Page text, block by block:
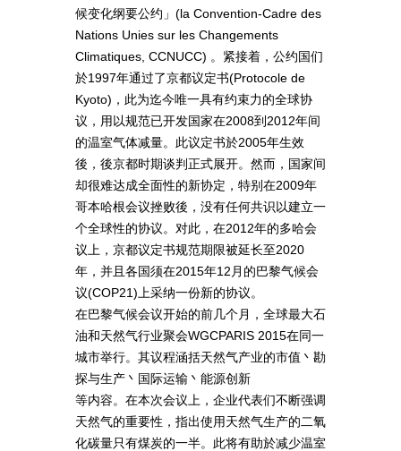
候变化纲要公约」(la Convention-Cadre des
Nations Unies sur les Changements
Climatiques, CCNUCC) 。紧接着，公约国们
於1997年通过了京都议定书(Protocole de
Kyoto)，此为迄今唯一具有约束力的全球协
议，用以规范已开发国家在2008到2012年间
的温室气体减量。此议定书於2005年生效
後，後京都时期谈判正式展开。然而，国家间
却很难达成全面性的新协定，特别在2009年
哥本哈根会议挫败後，没有任何共识以建立一
个全球性的协议。对此，在2012年的多哈会
议上，京都议定书规范期限被延长至2020
年，并且各国须在2015年12月的巴黎气候会
议(COP21)上采纳一份新的协议。
在巴黎气候会议开始的前几个月，全球最大石
油和天然气行业聚会WGCPARIS 2015在同一
城市举行。其议程涵括天然气产业的市值丶勘
探与生产丶国际运输丶能源创新
等内容。在本次会议上，企业代表们不断强调
天然气的重要性，指出使用天然气生产的二氧
化碳量只有煤炭的一半。此将有助於减少温室